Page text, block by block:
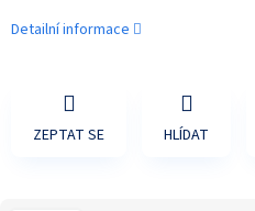
Detailní informace
ZEPTAT SE HLÍDAT